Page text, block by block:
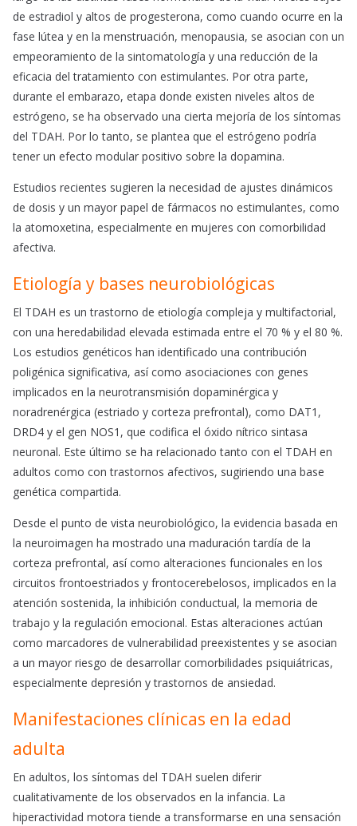
de estradiol y altos de progesterona, como cuando ocurre en la
fase lútea y en la menstruación, menopausia, se asocian con un
empeoramiento de la sintomatología y una reducción de la
eficacia del tratamiento con estimulantes. Por otra parte,
durante el embarazo, etapa donde existen niveles altos de
estrógeno, se ha observado una cierta mejoría de los síntomas
del TDAH. Por lo tanto, se plantea que el estrógeno podría
tener un efecto modular positivo sobre la dopamina.
Estudios recientes sugieren la necesidad de ajustes dinámicos
de dosis y un mayor papel de fármacos no estimulantes, como
la atomoxetina, especialmente en mujeres con comorbilidad
afectiva.
Etiología y bases neurobiológicas
El TDAH es un trastorno de etiología compleja y multifactorial,
con una heredabilidad elevada estimada entre el 70 % y el 80 %.
Los estudios genéticos han identificado una contribución
poligénica significativa, así como asociaciones con genes
implicados en la neurotransmisión dopaminérgica y
noradrenérgica (estriado y corteza prefrontal), como DAT1,
DRD4 y el gen NOS1, que codifica el óxido nítrico sintasa
neuronal. Este último se ha relacionado tanto con el TDAH en
adultos como con trastornos afectivos, sugiriendo una base
genética compartida.
Desde el punto de vista neurobiológico, la evidencia basada en
la neuroimagen ha mostrado una maduración tardía de la
corteza prefrontal, así como alteraciones funcionales en los
circuitos frontoestriados y frontocerebelosos, implicados en la
atención sostenida, la inhibición conductual, la memoria de
trabajo y la regulación emocional. Estas alteraciones actúan
como marcadores de vulnerabilidad preexistentes y se asocian
a un mayor riesgo de desarrollar comorbilidades psiquiátricas,
especialmente depresión y trastornos de ansiedad.
Manifestaciones clínicas en la edad
adulta
En adultos, los síntomas del TDAH suelen diferir
cualitativamente de los observados en la infancia. La
hiperactividad motora tiende a transformarse en una sensación